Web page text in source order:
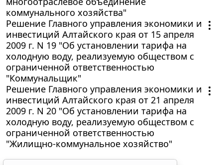
коммунального хозяйства"
Решение Главного управления экономики и
инвестиций Алтайского края от 15 апреля
2009 г. N 19 "Об установлении тарифа на
холодную воду, реализуемую обществом с
ограниченной ответственностью
"Коммунальщик"
Решение Главного управления экономики и
инвестиций Алтайского края от 21 апреля
2009 г. N 20 "Об установлении тарифа на
холодную воду, реализуемую обществом с
ограниченной ответственностью
"Жилищно-коммунальное хозяйство"